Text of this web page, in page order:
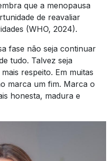
que a menopausa
de reavaliar
(WHO, 2024).
fase não seja continuar
tudo. Talvez seja
respeito. Em muitas
marca um fim. Marca o
honesta, madura e